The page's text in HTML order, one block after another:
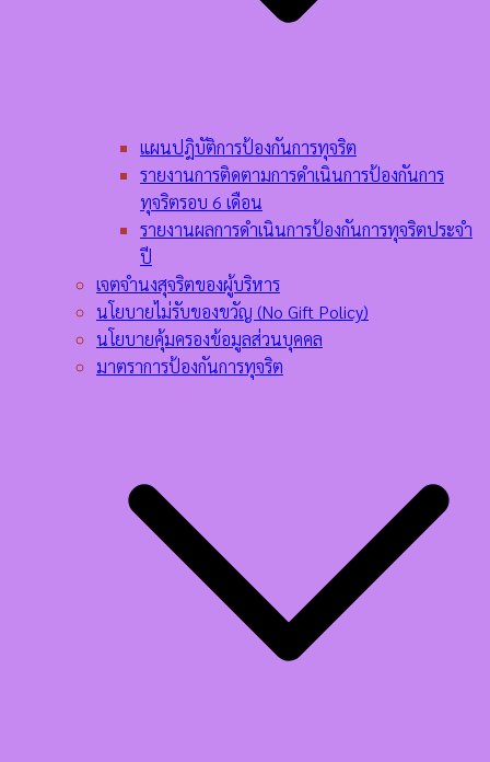
แผนปฎิบัติการป้องกันการทุจริต
รายงานการติดตามการดำเนินการป้องกันการ
ทุจริตรอบ 6 เดือน
รายงานผลการดำเนินการป้องกันการทุจริตประจำ
ปี
เจตจำนงสุจริตของผู้บริหาร
นโยบายไม่รับของขวัญ (No Gift Policy)
นโยบายคุ้มครองข้อมูลส่วนบุคคล
มาตราการป้องกันการทุจริต